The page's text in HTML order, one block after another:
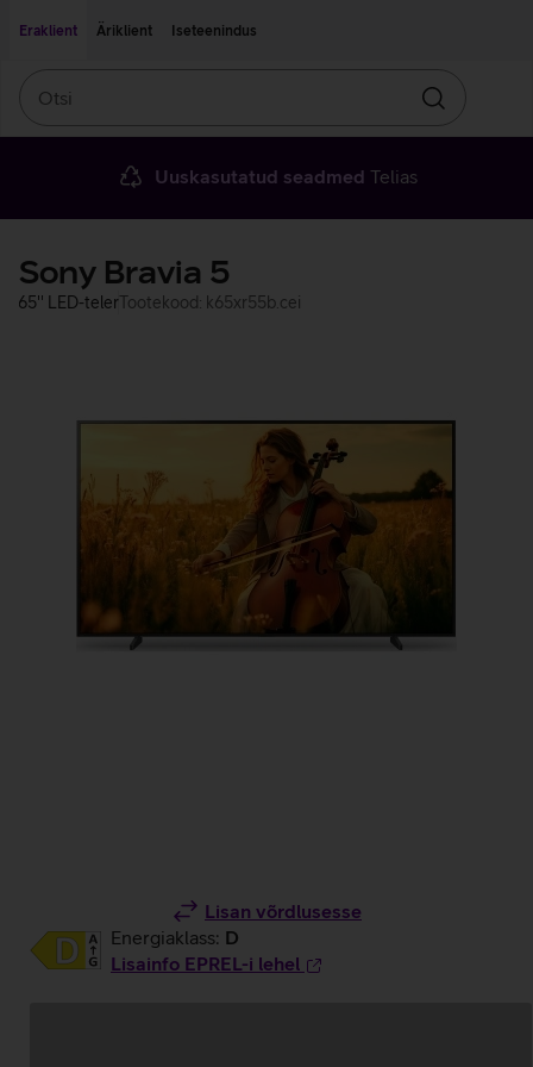
Eraklient
Äriklient Iseteenindus
Otsin
Uuskasutatud seadmed Telias
Sony Bravia 5
65'' LED-telerTootekood: k65xr55b.cei
Lisan võrdlusesse
Energiaklass: D
Lisainfo EPREL-i lehel